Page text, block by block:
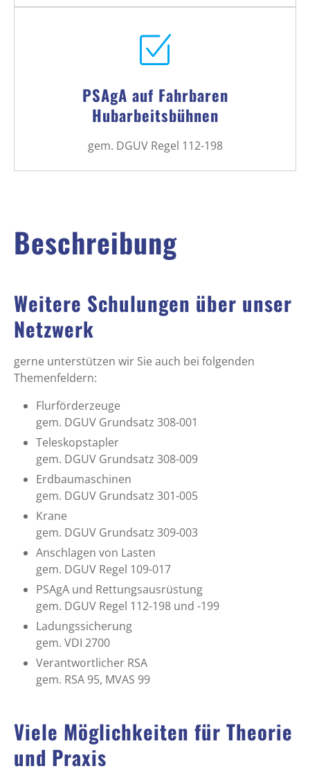
PSAgA auf Fahrbaren
Hubarbeitsbühnen
gem. DGUV Regel 112-198
Beschreibung
Weitere Schulungen über unser
Netzwerk
gerne unterstützen wir Sie auch bei folgenden
Themenfeldern:
Flurförderzeuge
gem. DGUV Grundsatz 308-001
Teleskopstapler
gem. DGUV Grundsatz 308-009
Erdbaumaschinen
gem. DGUV Grundsatz 301-005
Krane
gem. DGUV Grundsatz 309-003
Anschlagen von Lasten
gem. DGUV Regel 109-017
PSAgA und Rettungsausrüstung
gem. DGUV Regel 112-198 und -199
Ladungssicherung
gem. VDI 2700
Verantwortlicher RSA
gem. RSA 95, MVAS 99
Viele Möglichkeiten für Theorie
und Praxis